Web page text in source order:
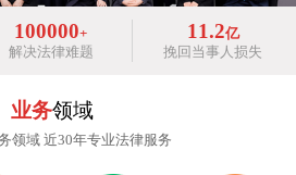
100000+
解决法律难题
11.2亿
挽回当事人损失
业务领域
领域 近30年专业法律服务